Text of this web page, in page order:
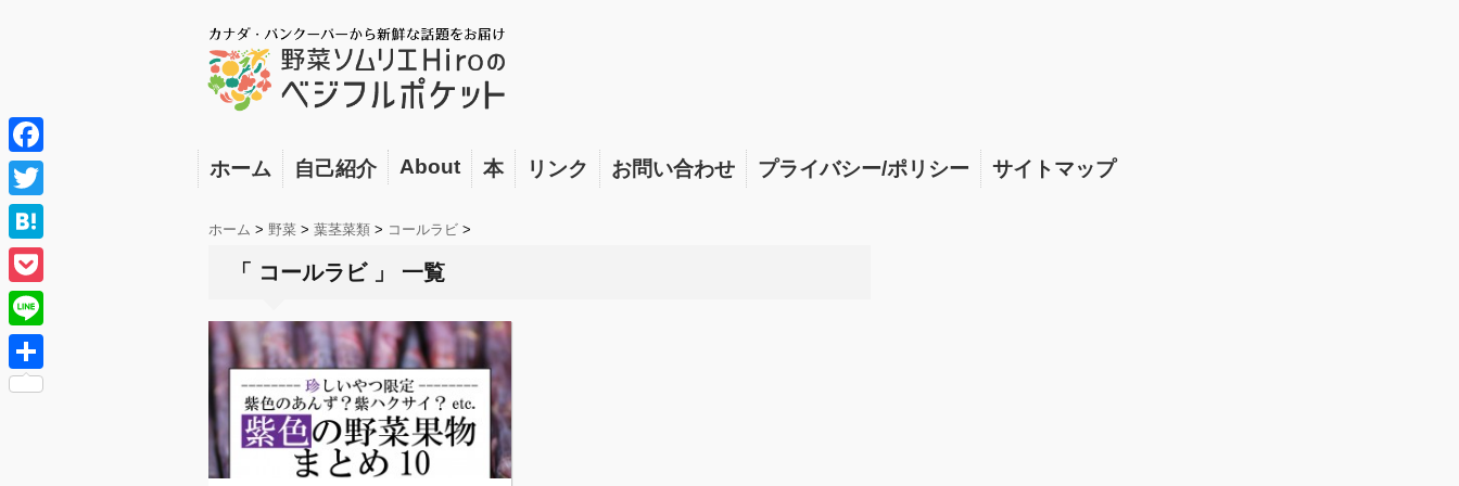
ホーム 自己紹介 About 本 リンク お問い合わせ プライバシー/ポリシー サイトマップ
ホーム > 野菜 > 葉茎菜類 > コールラビ >
「 コールラビ 」 一覧
F
a
c
e
b
o
o
T
w
i
e
H
a
t
e
n
P
o
c
L
i共